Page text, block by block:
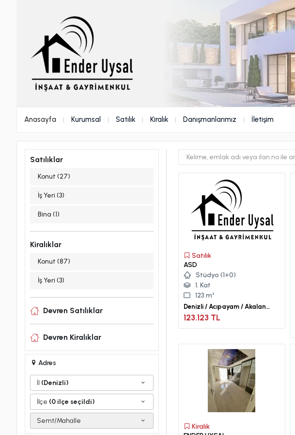
Anasayfa Kurumsal Satılık Kiralık Danışmanlarımız İletişim
Satılıklar
Konut (27)
İş Yeri (3)
Bina (1)
Kiralıklar
Konut (87)
İş Yeri (3)
Devren Satılıklar
Devren Kiralıklar
Adres
İl (Denizli)
İlçe (0 ilçe seçildi)
Semt/Mahalle
Satılık
ASD
Stüdyo (1+0)
1. Kat
123 m²
Denizli / Acıpayam / Akalan
Mah.
123.123 TL
Kiralık